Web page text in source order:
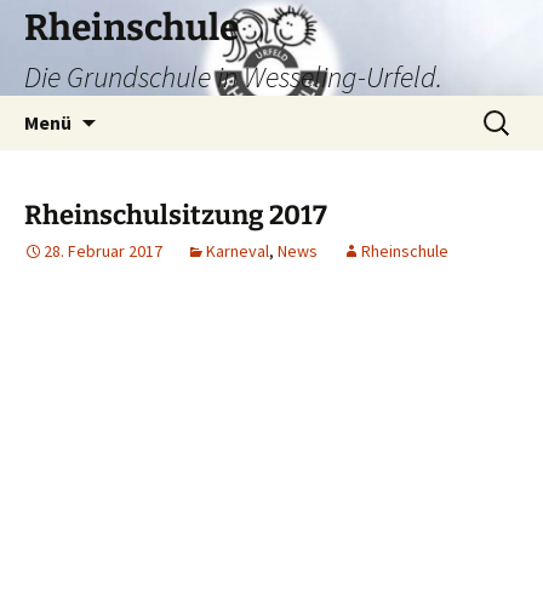
Zum
Inhalt
springen
Rheinschule
Die Grundschule in Wesseling-Urfeld.
Menü
Suchen
nach:
Rheinschulsitzung 2017
28. Februar 2017 Karneval, News Rheinschule